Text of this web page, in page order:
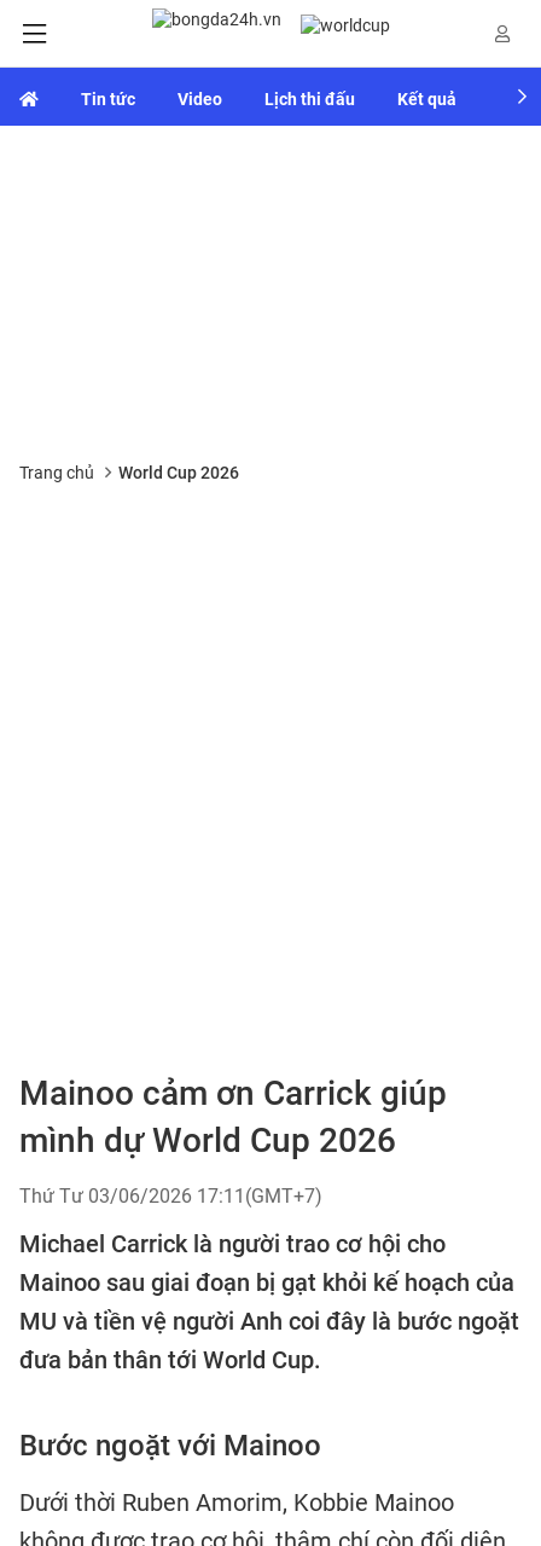
Tin tức Video Lịch thi đấu Kết quả
Trang chủ World Cup 2026
Mainoo cảm ơn Carrick giúp
mình dự World Cup 2026
Thứ Tư 03/06/2026 17:11(GMT+7)
Michael Carrick là người trao cơ hội cho
Mainoo sau giai đoạn bị gạt khỏi kế hoạch của
MU và tiền vệ người Anh coi đây là bước ngoặt
đưa bản thân tới World Cup.
Bước ngoặt với Mainoo
Dưới thời Ruben Amorim, Kobbie Mainoo